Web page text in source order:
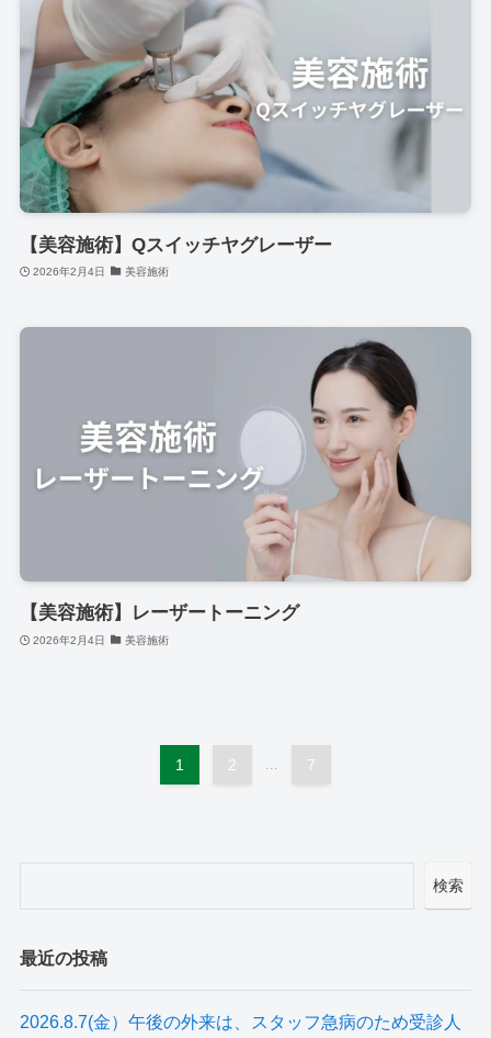
【美容施術】Qスイッチヤグレーザー
2026年2月4日 美容施術
【美容施術】レーザートーニング
2026年2月4日 美容施術
1 2 ... 7
検索
最近の投稿
2026.8.7(金）午後の外来は、スタッフ急病のため受診人